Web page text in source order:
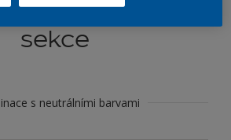
barevné
sekce
s neutrálními barvami